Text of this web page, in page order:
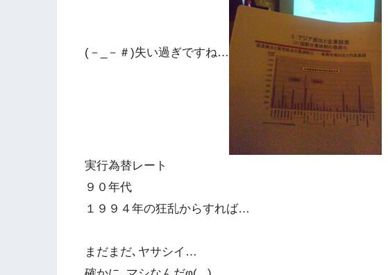
(－_－＃)失い過ぎですね…
実行為替レート
９０年代
１９９４年の狂乱からすれば…
まだまだ､ヤサシイ…